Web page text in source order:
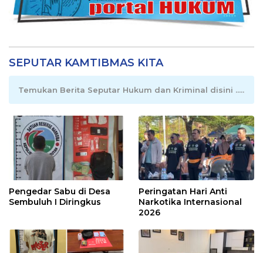
SEPUTAR KAMTIBMAS KITA
Temukan Berita Seputar Hukum dan Kriminal disini .....
Pengedar Sabu di Desa
Sembuluh I Diringkus
Peringatan Hari Anti
Narkotika Internasional
2026